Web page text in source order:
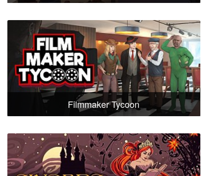
Filmmaker Tycoon